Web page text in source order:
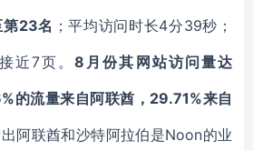
23名 ；平均访问时长4分39秒；
近7页。8月份其网站访问量达
流量来自阿联酋，29.71%来自
出阿联酋和沙特阿拉伯是Noon的业